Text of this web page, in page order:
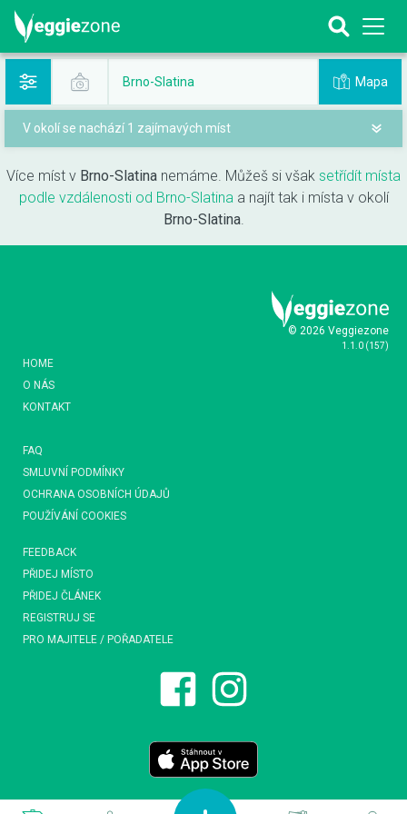
Brno-Slatina Mapa
V okolí se nachází 1 zajímavých míst
Více míst v Brno-Slatina nemáme. Můžeš si však setřídít místa
podle vzdálenosti od Brno-Slatinaa najít tak i místa v okolí
Brno-Slatina.
© 2026 Veggiezone
1.1.0 (157)
HOME
O NÁS
KONTAKT
FAQ
SMLUVNÍ PODMÍNKY
OCHRANA OSOBNÍCH ÚDAJŮ
POUŽÍVÁNÍ COOKIES
FEEDBACK
PŘIDEJ MÍSTO
PŘIDEJ ČLÁNEK
REGISTRUJ SE
PRO MAJITELE / POŘADATELE